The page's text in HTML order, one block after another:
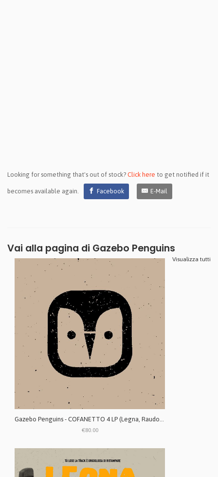
Looking for something that's out of stock? Click here to get notified if it
becomes available again. Facebook E-Mail
Vai alla pagina di Gazebo Penguins
Visualizza tutti
Gazebo Penguins - COFANETTO 4 LP (Legna, Raudo, Nebbia, Quanto) special edition box RISTAMPA
€80.00